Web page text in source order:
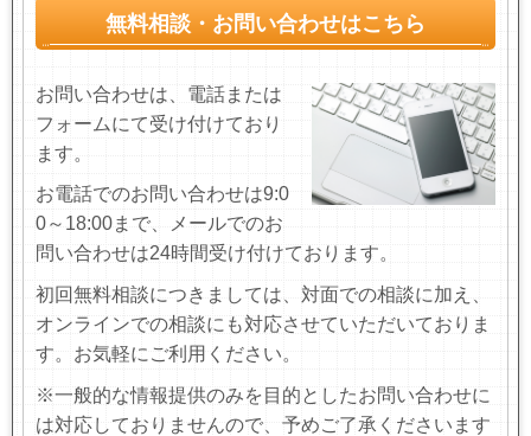
無料相談・お問い合わせはこちら
お問い合わせは、電話または
フォームにて受け付けており
ます。
お電話でのお問い合わせは9:0
0～18:00まで、
メールでのお
問い合わせは24時間受け付けております。
初回無料相談につきましては、対面での相談に加え、
オンラインでの相談にも対応させていただいておりま
す。お気軽にご利用ください。
※一般的な情報提供のみを目的としたお問い合わせに
は対応しておりませんので、予めご了承くださいます